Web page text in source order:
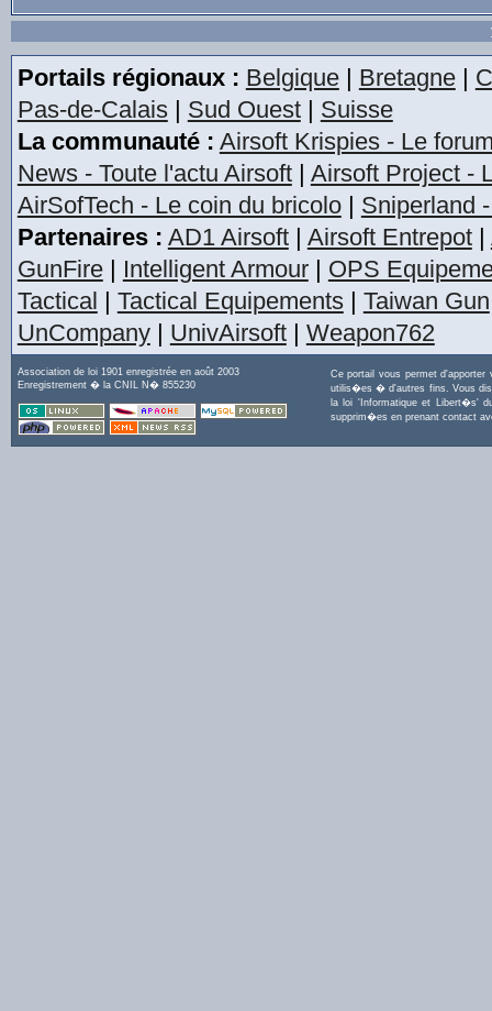
Portails régionaux : Belgique| Bretagne|
Pas-de-Calais| Sud Ouest| Suisse
La communauté : Airsoft Krispies - Le
News - Toute l'actu Airsoft| Airsoft Project -
AirSofTech - Le coin du bricolo| Sniperland
Partenaires : AD1 Airsoft| Airsoft Entrepot|
GunFire| Intelligent Armour| OPS
Tactical | Tactical Equipements| Taiwan Gun
UnCompany| UnivAirsoft| Weapon762
Association de loi 1901 enregistrée en août 2003
Enregistrement � la CNIL N� 855230
Ce portail vous permet
utilis�es � d'autres fins. Vous
la loi 'Informatique et Libert�s'
supprim�es en prenant contact